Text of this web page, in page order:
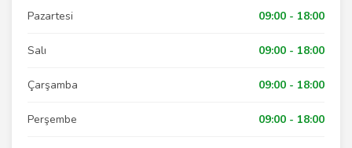
Pazartesi 09:00 - 18:00
Salı 09:00 - 18:00
Çarşamba 09:00 - 18:00
Perşembe 09:00 - 18:00